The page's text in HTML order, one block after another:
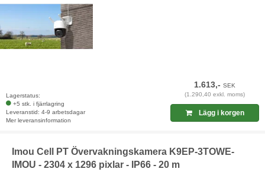
Lagerstatus:
+5 stk. i fjärrlagring
Leveranstid: 4-9 arbetsdagar
Mer leveransinformation
1.613,-SEK
(1.290,40 exkl. moms)
Lägg i korgen
Imou Cell PT Övervakningskamera K9EP-3TOWE-
IMOU - 2304 x 1296 pixlar - IP66 - 20 m